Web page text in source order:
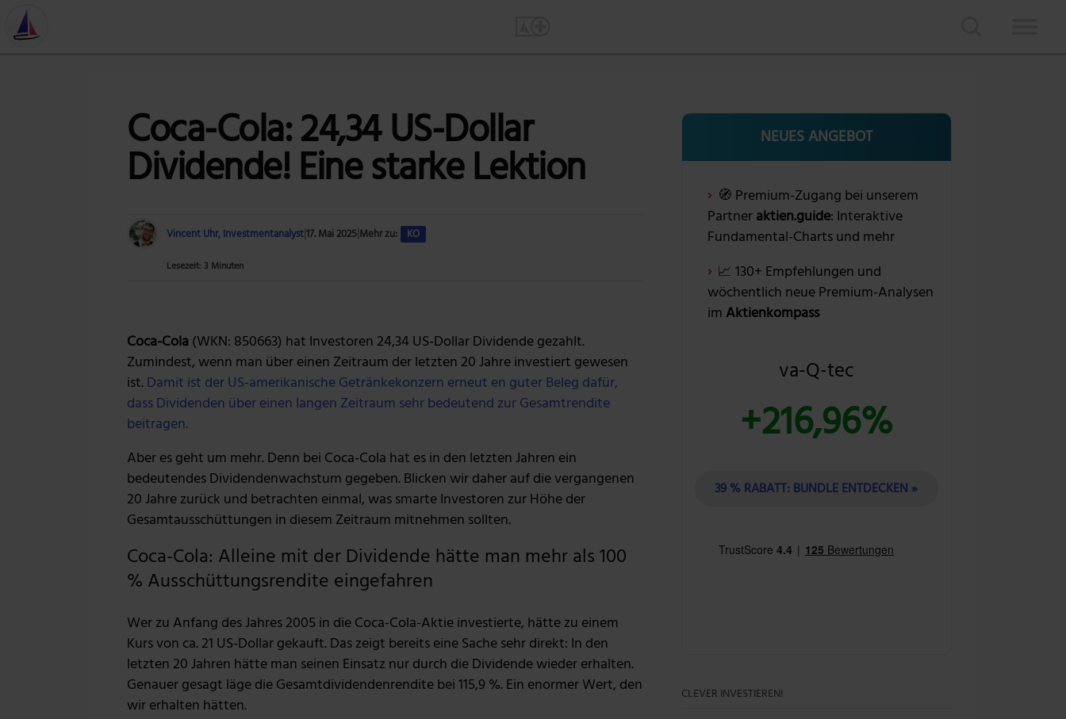
Coca-Cola: 24,34 US-Dollar
Dividende! Eine starke Lektion
Vincent Uhr, Investmentanalyst17. Mai 2025Mehr zu: KO
Lesezeit: 3 Minuten
Coca-Cola(WKN: 850663) hat Investoren 24,34 US-Dollar Dividende gezahlt.
Zumindest, wenn man über einen Zeitraum der letzten 20 Jahre investiert gewesen
ist.Damit ist der US-amerikanische Getränkekonzern erneut en guter Beleg dafür,
dass Dividenden über einen langen Zeitraum sehr bedeutend zur Gesamtrendite
beitragen.
Aber es geht um mehr. Denn bei Coca-Cola hat es in den letzten Jahren ein
bedeutendes Dividendenwachstum gegeben. Blicken wir daher auf die vergangenen
20 Jahre zurück und betrachten einmal, was smarte Investoren zur Höhe der
Gesamtausschüttungen in diesem Zeitraum mitnehmen sollten.
Coca-Cola: Alleine mit der Dividende hätte man mehr als 100
% Ausschüttungsrendite eingefahren
Wer zu Anfang des Jahres 2005 in die Coca-Cola-Aktie investierte, hätte zu einem
Kurs von ca. 21 US-Dollar gekauft. Das zeigt bereits eine Sache sehr direkt: In den
letzten 20 Jahren hätte man seinen Einsatz nur durch die Dividende wieder erhalten.
Genauer gesagt läge die Gesamtdividendenrendite bei 115,9 %. Ein enormer Wert, den
wir erhalten hätten.
NEUES ANGEBOT
🧭 Premium-Zugang bei unserem
Partneraktien.guide: Interaktive
Fundamental-Charts und mehr
📈 130+ Empfehlungen und
wöchentlich neue Premium-Analysen
im Aktienkompass
va-Q-tec
+216,96%
39 % RABATT: BUNDLE ENTDECKEN »
CLEVER INVESTIEREN!